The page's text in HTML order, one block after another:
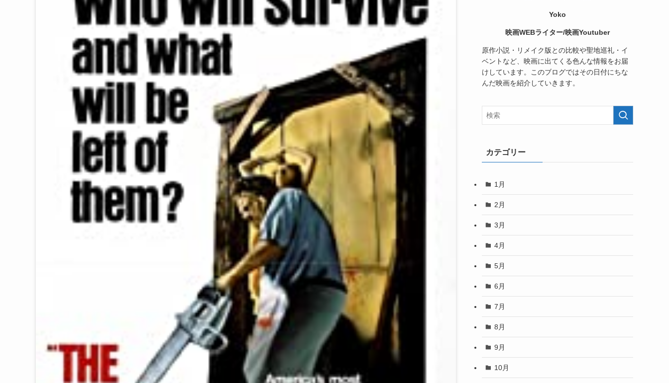
Yoko
映画WEBライター/映画Youtuber
原作小説・リメイク版との比較や聖地巡礼・イ
ベントなど、映画に出てくる色んな情報をお届
けしています。このブログではその日付にちな
んだ映画を紹介していきます。
カテゴリー
1月
2月
3月
4月
5月
6月
7月
8月
9月
10月